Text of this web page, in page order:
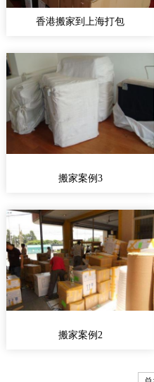
香港搬家到上海打包
搬家案例3
搬家案例2